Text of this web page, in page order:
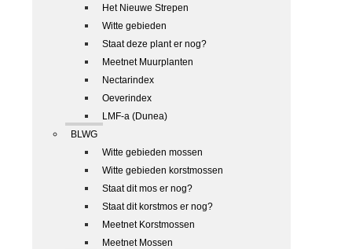
Het Nieuwe Strepen
Witte gebieden
Staat deze plant er nog?
Meetnet Muurplanten
Nectarindex
Oeverindex
LMF-a (Dunea)
BLWG
Witte gebieden mossen
Witte gebieden korstmossen
Staat dit mos er nog?
Staat dit korstmos er nog?
Meetnet Korstmossen
Meetnet Mossen